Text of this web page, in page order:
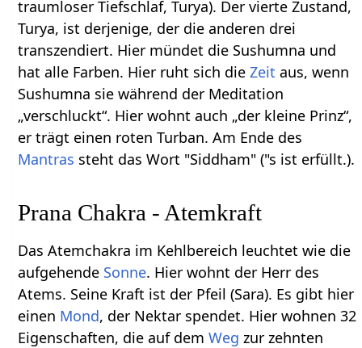
traumloser Tiefschlaf, Turya). Der vierte Zustand,
Turya, ist derjenige, der die anderen drei
transzendiert. Hier mündet die Sushumna und
hat alle Farben. Hier ruht sich dieZeit aus, wenn
Sushumna sie während der Meditation
„verschluckt“. Hier wohnt auch „der kleine Prinz“,
er trägt einen roten Turban. Am Ende des
Mantras steht das Wort "Siddham" ("s ist erfüllt.).
Prana Chakra - Atemkraft
Das Atemchakra im Kehlbereich leuchtet wie die
aufgehende Sonne. Hier wohnt der Herr des
Atems. Seine Kraft ist der Pfeil (Sara). Es gibt hier
einen Mond, der Nektar spendet. Hier wohnen 32
Eigenschaften, die auf demWeg zur zehnten